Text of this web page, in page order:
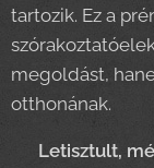
tartozik. Ez a
megoldást,
otthonának.
Letisztult,